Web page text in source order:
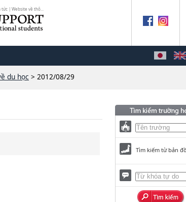
tức | Website về thô...
du học > 2012/08/29
Tìm kiếm từ bản đồ